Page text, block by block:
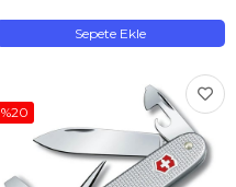
Sepete Ekle
%20